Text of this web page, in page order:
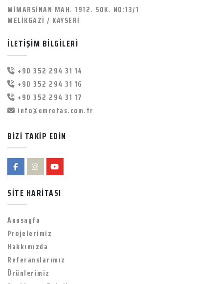
MİMARSİNAN MAH. 1912. SOK. NO:13/1
MELİKGAZİ / KAYSERİ
İLETİŞİM BİLGİLERİ
+90 352 294 31 14
+90 352 294 31 16
+90 352 294 31 17
info@emretas.com.tr
BİZİ TAKİP EDİN
SİTE HARİTASI
Anasayfa
Projelerimiz
Hakkımızda
Referanslarımız
Ürünlerimiz